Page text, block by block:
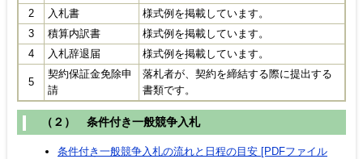
2
入札書
様式例を掲載しています。
3
積算内訳書
様式例を掲載しています。
4
入札辞退届 様式例を掲載しています。
5
契約保証金免除申
請
落札者が、契約を締結する際に提出する
書類です。
（２） 条件付き一般競争入札
条件付き一般競争入札の流れと日程の目安 [PDFファイル